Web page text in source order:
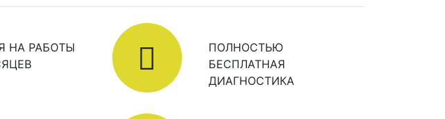
НА РАБОТЫ
ПОЛНОСТЬЮ
БЕСПЛАТНАЯ
ДИАГНОСТИКА